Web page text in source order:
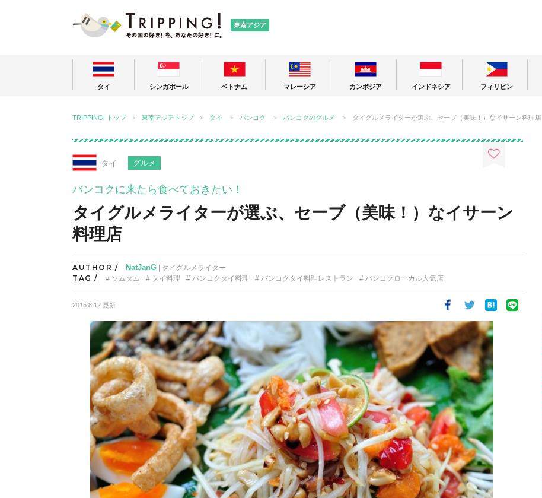
東南アジア
タイ シンガポール ベトナム マレーシア カンボジア インドネシア フィリピン
TRIPPING! トップ 東南アジアトップ タイ バンコク バンコクのグルメ タイグルメライターが選ぶ、セーブ（美味！）なイサーン料理店
タイ グルメ
バンコクに来たら食べておきたい！
タイグルメライターが選ぶ、セーブ（美味！）なイサーン
料理店
AUTHOR / NatJanG | タイグルメライター
TAG / ソムタム タイ料理 バンコクタイ料理 バンコクタイ料理レストラン バンコクローカル人気店
2015.8.12 更新